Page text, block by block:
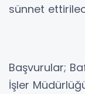
sünnet
Başvurular;
İşler